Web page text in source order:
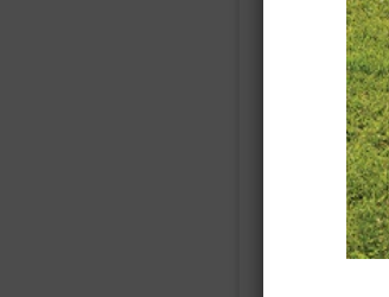
Ампир
(греческий)